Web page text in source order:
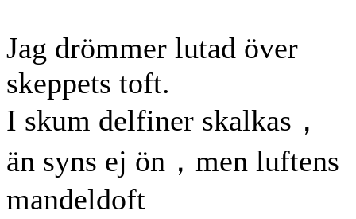
Jag drömmer lutad över
skeppets toft.
I skum delfiner skalkas，
än syns ej ön，men luftens
mandeldoft